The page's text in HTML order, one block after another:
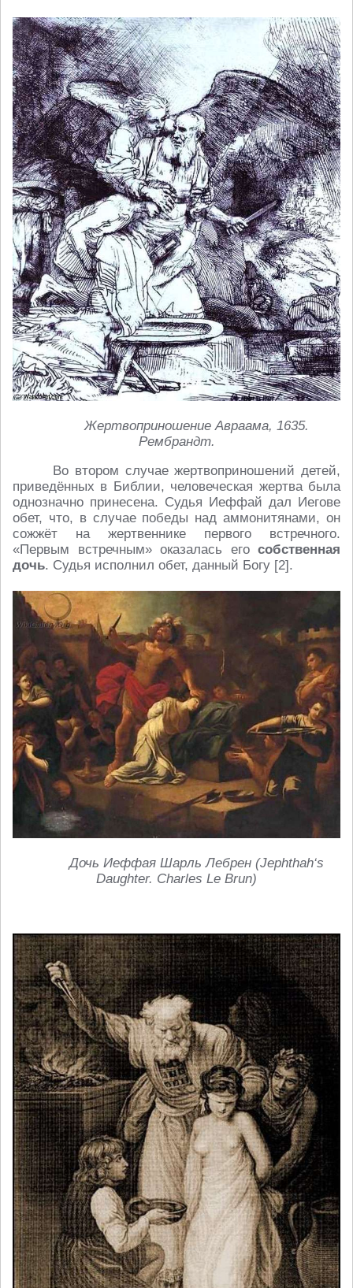
Жертвоприношение Авраама, 1635.
Рембрандт.
Во втором случае жертвоприношений детей,
приведённых в Библии, человеческая жертва была
однозначно принесена. Судья Иеффай дал Иегове
обет, что, в случае победы над аммонитянами, он
сожжёт на жертвеннике первого встречного.
«Первым встречным» оказалась его собственная
дочь. Судья исполнил обет, данный Богу [2].
Дочь Иеффая Шарль Лебрен (Jephthah‘s
Daughter. Charles Le Brun)